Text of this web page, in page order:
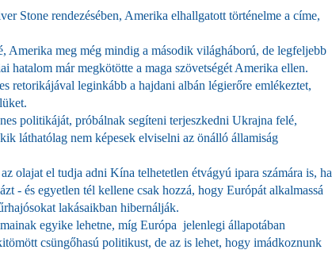
Stone rendezésében, Amerika elhallgatott történelme a címe,
Amerika meg még mindig a második világháború, de legfeljebb
hatalom már megkötötte a maga szövetségét Amerika ellen.
retorikájával leginkább a hajdani albán légierőre emlékeztet,
politikáját, próbálnak segíteni terjeszkedni Ukrajna felé,
láthatólag nem képesek elviselni az önálló államiság
olajat el tudja adni Kína telhetetlen étvágyú ipara számára is, ha
- és egyetlen tél kellene csak hozzá, hogy Európát alkalmassá
lakásaikban hibernálják.
egyike lehetne, míg Európa jelenlegi állapotában
csüngőhasú politikust, de az is lehet, hogy imádkoznunk